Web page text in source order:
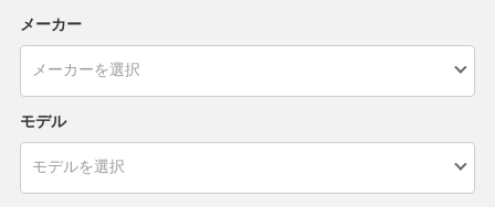
メーカー
モデル